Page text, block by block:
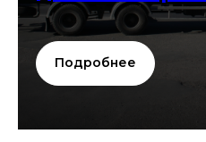
Подробнее